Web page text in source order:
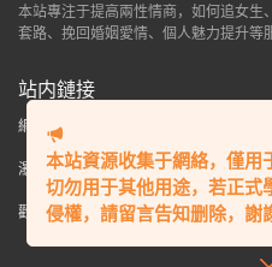
本站專注于提高兩性情商，如何追女
套路、挽回婚姻愛情、個人魅力提升等
站内鏈接
網站地圖
瀑布流 會員中心 開通VIP
歡迎投稿
本站資源收集于網絡，僅用
切勿用于其他用途，若正式
侵權，請留言告知删除，謝